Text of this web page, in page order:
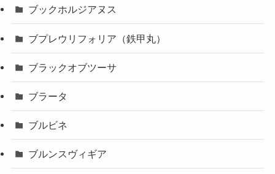
ブックホルジアヌス
ブプレウリフォリア（鉄甲丸）
ブラックオブツーサ
ブラータ
ブルビネ
ブルンスヴィギア